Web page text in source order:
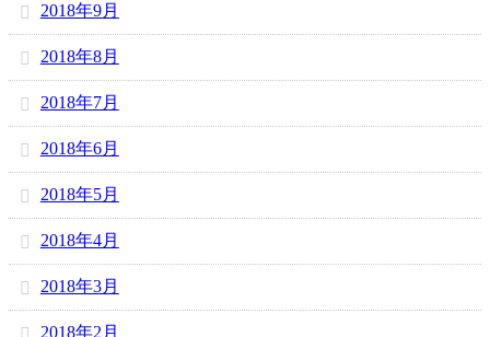
2018年9月
2018年8月
2018年7月
2018年6月
2018年5月
2018年4月
2018年3月
2018年2月